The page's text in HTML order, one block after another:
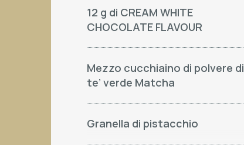
12 g di CREAM WHITE
CHOCOLATE FLAVOUR
Mezzo cucchiaino di polvere di
te’ verde Matcha
Granella di pistacchio